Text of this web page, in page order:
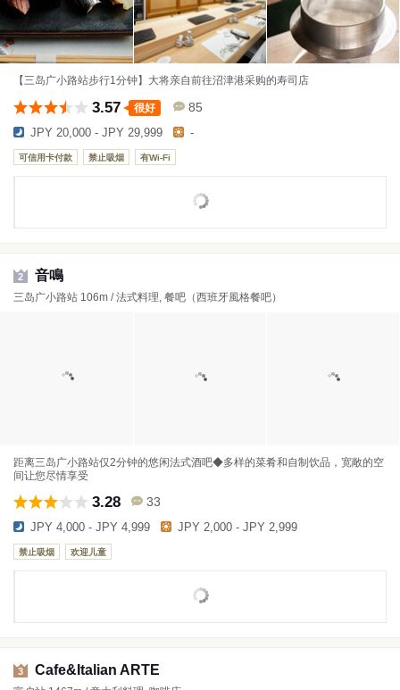
【三岛广小路站步行1分钟】大将亲自前往沼津港采购的寿司店
3.57 很好 85
JPY 20,000 - JPY 29,999 -
可信用卡付款 禁止吸烟 有Wi-Fi
2 音鳴
三岛广小路站 106m / 法式料理, 餐吧（西班牙風格餐吧）
距离三岛广小路站仅2分钟的悠闲法式酒吧◆多样的菜肴和自制饮品，宽敞的空
间让您尽情享受
3.28 33
JPY 4,000 - JPY 4,999 JPY 2,000 - JPY 2,999
禁止吸烟 欢迎儿童
3 Cafe&Italian ARTE